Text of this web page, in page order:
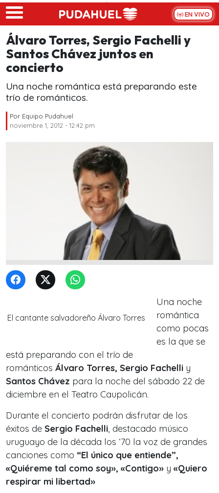
Skip to main content
EN VIVO
Álvaro Torres, Sergio Fachelli y
Santos Chávez juntos en
concierto
Una noche romántica está preparando este
trío de románticos.
Por Equipo Pudahuel
noviembre 1, 2012 - 12:42 pm
El cantante salvadoreño Álvaro Torres
Una noche
romántica
como pocas
es la que se
está preparando con el trío de
románticos Álvaro Torres, Sergio Fachelli y
Santos Chávez para la noche del sábado 22 de
diciembre en el Teatro Caupolicán.
Durante el concierto podrán disfrutar de los
éxitos de Sergio Fachelli , destacado músico
uruguayo de la década los ‘70 la voz de grandes
canciones como “El único que entiende”,
«Quiéreme tal como soy», «Contigo» y «Quiero
respirar mi libertad»